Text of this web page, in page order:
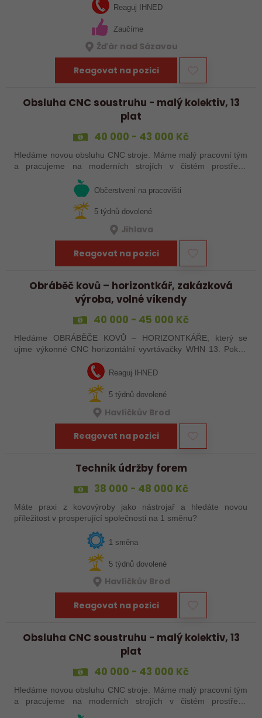
strojním vybavením.…
Reaguj IHNED
Zaučíme
Žďár nad Sázavou
Reagovat na pozici
Obsluha CNC soustruhu - malý kolektiv, 13
plat
40 000 - 43 000 Kč
Hledáme novou obsluhu CNC stroje. Máme malý pracovní tým
a pracujeme na moderních strojích v čistém prostředí.
Pracovistě cca 5 km od Jihlavy = ŘP sk.B .
Občerstvení na pracovišti
5 týdnů dovolené
Jihlava
Reagovat na pozici
Obráběč kovů – horizontkář, zakázková
výroba, volné víkendy
40 000 - 45 000 Kč
Hledáme OBRÁBĚČE KOVŮ – HORIZONTKÁŘE, který se
ujme výkonné CNC horizontální vyvrtávačky WHN 13. Pokud
Heindenhain, tak jste pro nás ideální kandidát…
Reaguj IHNED
5 týdnů dovolené
Havlíčkův Brod
Reagovat na pozici
Technik údržby forem
38 000 - 48 000 Kč
Máte praxi z kovovýroby jako nástrojař a hledáte novou
příležitost v prosperující společnosti na 1 směnu?
1 směna
5 týdnů dovolené
Havlíčkův Brod
Reagovat na pozici
Obsluha CNC soustruhu - malý kolektiv, 13
plat
40 000 - 43 000 Kč
Hledáme novou obsluhu CNC stroje. Máme malý pracovní tým
a pracujeme na moderních strojích v čistém prostředí.